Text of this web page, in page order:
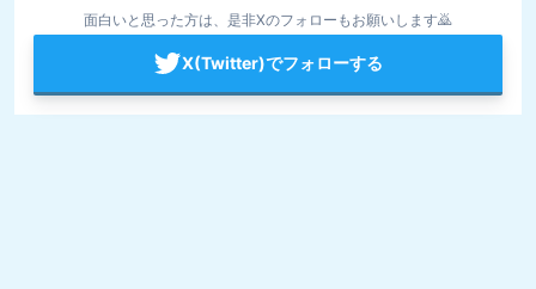
面白いと思った方は、是非Xのフォローもお願いします🙇
X(Twitter)でフォローする